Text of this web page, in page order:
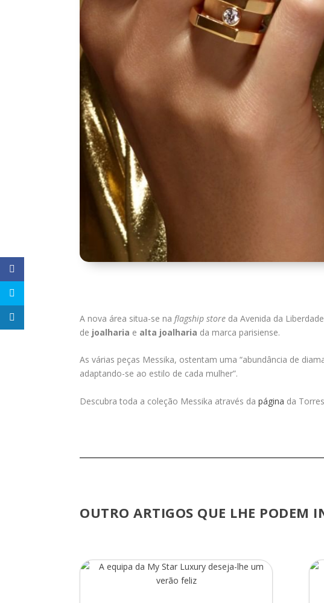
A nova área situa-se na flagship store da Avenida da
de joalharia e alta joalharia da marca parisiense.
As várias peças Messika, ostentam uma “abundância de
adaptando-se ao estilo de cada mulher”.
Descubra toda a coleção Messika através da página da
OUTRO ARTIGOS QUE LHE PODEM